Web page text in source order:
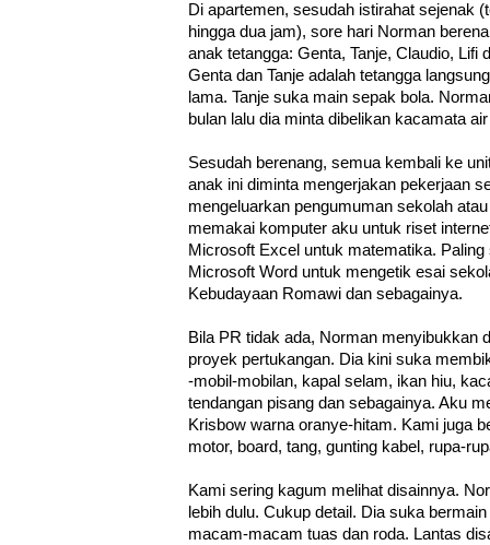
Di apartemen, sesudah istirahat sejenak
hingga dua jam), sore hari Norman
anak tetangga: Genta, Tanje, Claudio, Lifi
Genta dan Tanje adalah tetangga
lama. Tanje suka main sepak bola.
bulan lalu dia minta dibelikan kacamata
Sesudah berenang, semua kembali ke
anak ini diminta mengerjakan pekerjaan
mengeluarkan pengumuman sekolah
memakai komputer aku untuk riset
Microsoft Excel untuk matematika.
Microsoft Word untuk mengetik esai
Kebudayaan Romawi dan sebagainya.
Bila PR tidak ada, Norman menyibukkan
proyek pertukangan. Dia kini suka
-mobil-mobilan, kapal selam, ikan hiu,
tendangan pisang dan sebagainya. Aku
Krisbow warna oranye-hitam. Kami juga
motor, board, tang, gunting kabel, rupa-
Kami sering kagum melihat disainnya.
lebih dulu. Cukup detail. Dia suka
macam-macam tuas dan roda. Lantas